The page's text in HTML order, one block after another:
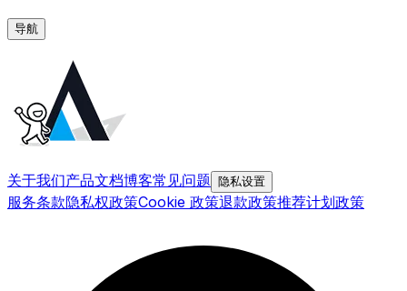
导航
关于我们产品文档博客常见问题 隐私设置
服务条款隐私权政策Cookie 政策退款政策推荐计划政策